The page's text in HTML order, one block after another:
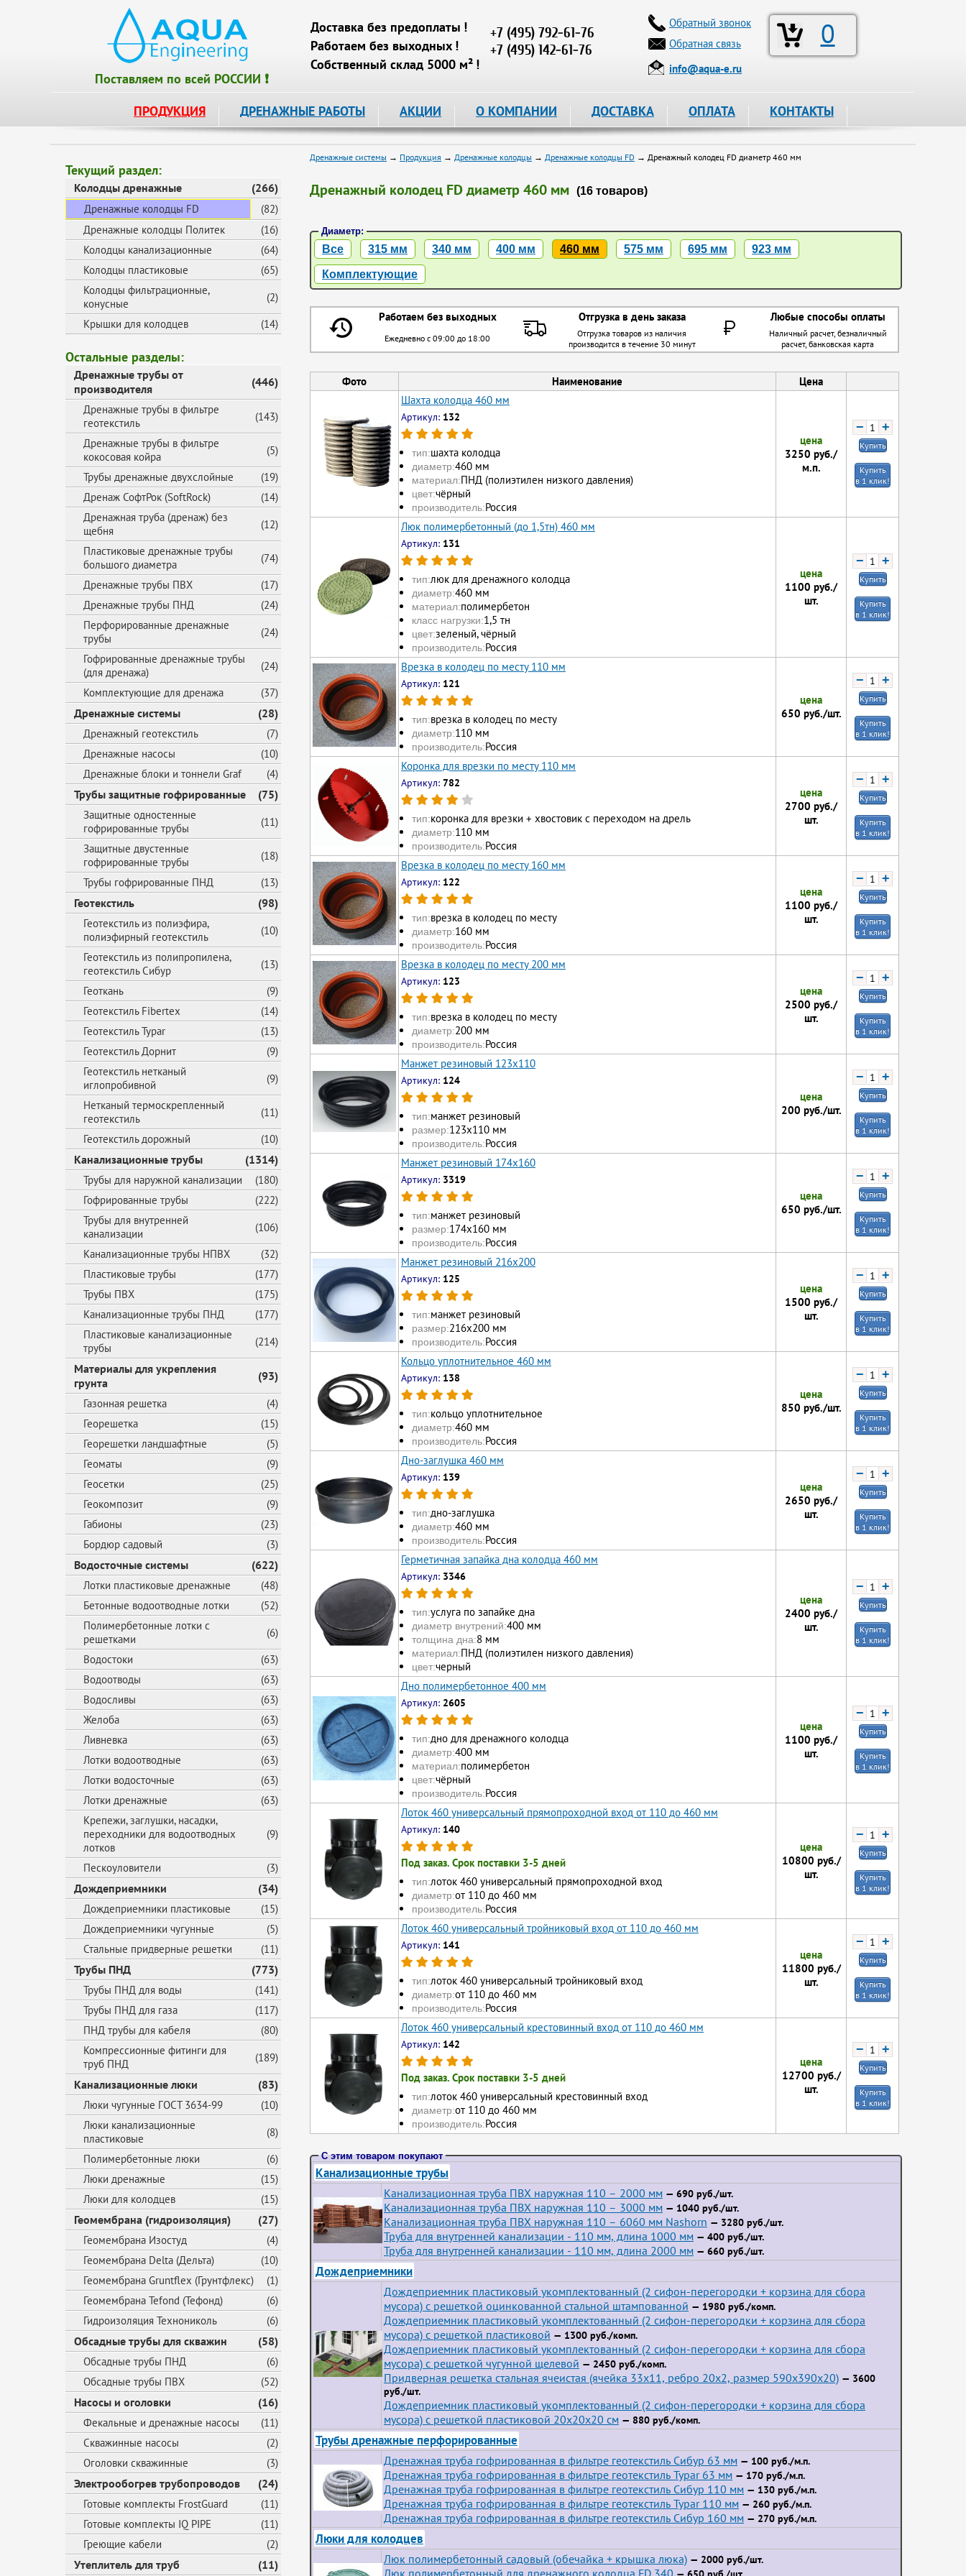
Поставляем по всей РОССИИ ❗
Доставка без предоплаты !
Работаем без выходных !
Собственный склад 5000 м² !
+7 (495) 792-61-76
+7 (495) 142-61-76
0
Обратный звонок
Обратная связь
info@aqua-e.ru
ПРОДУКЦИЯ ДРЕНАЖНЫЕ РАБОТЫ АКЦИИ О КОМПАНИИ ДОСТАВКА ОПЛАТА КОНТАКТЫ
Текущий раздел:
Колодцы дренажные (266)
Дренажные колодцы FD
(82)
Дренажные колодцы Политек
(16)
Колодцы канализационные
(64)
Колодцы пластиковые
(65)
Колодцы фильтрационные,
конусные
(2)
Крышки для колодцев
(14)
Остальные разделы:
Дренажные трубы от
производителя
(446)
Дренажные трубы в фильтре
геотекстиль
(143)
Дренажные трубы в фильтре
кокосовая койра
(5)
Трубы дренажные двухслойные
(19)
Дренаж СофтРок (SoftRock)
(14)
Дренажная труба (дренаж) без
щебня
(12)
Пластиковые дренажные трубы
большого диаметра
(74)
Дренажные трубы ПВХ
(17)
Дренажные трубы ПНД
(24)
Перфорированные дренажные
трубы
(24)
Гофрированные дренажные трубы
(для дренажа)
(24)
Комплектующие для дренажа
(37)
Дренажные системы (28)
Дренажный геотекстиль
(7)
Дренажные насосы
(10)
Дренажные блоки и тоннели Graf
(4)
Трубы защитные гофрированные (75)
Защитные одностенные
гофрированные трубы
(11)
Защитные двустенные
гофрированные трубы
(18)
Трубы гофрированные ПНД
(13)
Геотекстиль (98)
Геотекстиль из полиэфира,
полиэфирный геотекстиль
(10)
Геотекстиль из полипропилена,
геотекстиль Сибур
(13)
Геоткань
(9)
Геотекстиль Fibertex
(14)
Геотекстиль Typar
(13)
Геотекстиль Дорнит
(9)
Геотекстиль нетканый
иглопробивной
(9)
Нетканый термоскрепленный
геотекстиль
(11)
Геотекстиль дорожный
(10)
Канализационные трубы (1314)
Трубы для наружной канализации
(180)
Гофрированные трубы
(222)
Трубы для внутренней
канализации
(106)
Канализационные трубы НПВХ
(32)
Пластиковые трубы
(177)
Трубы ПВХ
(175)
Канализационные трубы ПНД
(177)
Пластиковые канализационные
трубы
(214)
Материалы для укрепления
грунта
(93)
Газонная решетка
(4)
Георешетка
(15)
Георешетки ландшафтные
(5)
Геоматы
(9)
Геосетки
(25)
Геокомпозит
(9)
Габионы
(23)
Бордюр садовый
(3)
Водосточные системы (622)
Лотки пластиковые дренажные
(48)
Бетонные водоотводные лотки
(52)
Полимербетонные лотки с
решетками
(6)
Водостоки
(63)
Водоотводы
(63)
Водосливы
(63)
Желоба
(63)
Ливневка
(63)
Лотки водоотводные
(63)
Лотки водосточные
(63)
Лотки дренажные
(63)
Крепежи, заглушки, насадки,
переходники для водоотводных
лотков
(9)
Пескоуловители (3)
Дождеприемники (34)
Дождеприемники пластиковые
(15)
Дождеприемники чугунные
(5)
Стальные придверные решетки
(11)
Трубы ПНД (773)
Трубы ПНД для воды
(141)
Трубы ПНД для газа
(117)
ПНД трубы для кабеля
(80)
Компрессионные фитинги для
труб ПНД
(189)
Канализационные люки (83)
Люки чугунные ГОСТ 3634-99
(10)
Люки канализационные
пластиковые
(8)
Полимербетонные люки
(6)
Люки дренажные
(15)
Люки для колодцев
(15)
Геомембрана (гидроизоляция) (27)
Геомембрана Изостуд
(4)
Геомембрана Delta (Дельта)
(10)
Геомембрана Gruntflex (Грунтфлекс)
(1)
Геомембрана Tefond (Тефонд)
(6)
Гидроизоляция Технониколь
(6)
Обсадные трубы для скважин (58)
Обсадные трубы ПНД
(6)
Обсадные трубы ПВХ
(52)
Насосы и оголовки (16)
Фекальные и дренажные насосы
(11)
Скважинные насосы
(2)
Оголовки скважинные
(3)
Электрообогрев трубопроводов (24)
Готовые комплекты FrostGuard
(11)
Готовые комплекты IQ PIPE
(11)
Греющие кабели
(2)
Утеплитель для труб (11)
Дренажные системы → Продукция → Дренажные колодцы → Дренажные колодцы FD → Дренажный колодец FD диаметр 460 мм
Дренажный колодец FD диаметр 460 мм (16 товаров)
Диаметр:
Все 315 мм 340 мм 400 мм 460 мм 575 мм 695 мм 923 мм
Комплектующие
Работаем без выходных Отгрузка в день заказа Любые способы оплаты
Ежедневно с 09:00 до 18:00
Отгрузка товаров из наличия
производится в течение 30 минут
Наличный расчет, безналичный
расчет, банковская карта
Фото Наименование
Цена
Шахта колодца 460 мм
Артикул: 132
тип:шахта колодца
диаметр:460 мм
материал:ПНД (полиэтилен низкого давления)
цвет:чёрный
производитель:Россия
цена
3250 руб./
м.п.
− +
Купить
Купить
в 1 клик!
Люк полимербетонный (до 1,5тн) 460 мм
Артикул: 131
тип:люк для дренажного колодца
диаметр:460 мм
материал:полимербетон
класс нагрузки:1,5 тн
цвет:зеленый, чёрный
производитель:Россия
цена
1100 руб./
шт.
− +
Купить
Купить
в 1 клик!
Врезка в колодец по месту 110 мм
Артикул: 121
тип:врезка в колодец по месту
диаметр:110 мм
производитель:Россия
цена
650 руб./шт.
− +
Купить
Купить
в 1 клик!
Коронка для врезки по месту 110 мм
Артикул: 782
тип:коронка для врезки + хвостовик с переходом на дрель
диаметр:110 мм
производитель:Россия
цена
2700 руб./
шт.
− +
Купить
Купить
в 1 клик!
Врезка в колодец по месту 160 мм
Артикул: 122
тип:врезка в колодец по месту
диаметр:160 мм
производитель:Россия
цена
1100 руб./
шт.
− +
Купить
Купить
в 1 клик!
Врезка в колодец по месту 200 мм
Артикул: 123
тип:врезка в колодец по месту
диаметр:200 мм
производитель:Россия
цена
2500 руб./
шт.
− +
Купить
Купить
в 1 клик!
Манжет резиновый 123х110
Артикул: 124
тип:манжет резиновый
размер:123х110 мм
производитель:Россия
цена
200 руб./шт.
− +
Купить
Купить
в 1 клик!
Манжет резиновый 174х160
Артикул: 3319
тип:манжет резиновый
размер:174х160 мм
производитель:Россия
цена
650 руб./шт.
− +
Купить
Купить
в 1 клик!
Манжет резиновый 216х200
Артикул: 125
тип:манжет резиновый
размер:216х200 мм
производитель:Россия
цена
1500 руб./
шт.
− +
Купить
Купить
в 1 клик!
Кольцо уплотнительное 460 мм
Артикул: 138
тип:кольцо уплотнительное
диаметр:460 мм
производитель:Россия
цена
850 руб./шт.
− +
Купить
Купить
в 1 клик!
Дно-заглушка 460 мм
Артикул: 139
тип:дно-заглушка
диаметр:460 мм
производитель:Россия
цена
2650 руб./
шт.
− +
Купить
Купить
в 1 клик!
Герметичная запайка дна колодца 460 мм
Артикул: 3346
тип:услуга по запайке дна
диаметр внутрений:400 мм
толщина дна:8 мм
материал:ПНД (полиэтилен низкого давления)
цвет:черный
цена
2400 руб./
шт.
− +
Купить
Купить
в 1 клик!
Дно полимербетонное 400 мм
Артикул: 2605
тип:дно для дренажного колодца
диаметр:400 мм
материал:полимербетон
цвет:чёрный
производитель:Россия
цена
1100 руб./
шт.
− +
Купить
Купить
в 1 клик!
Лоток 460 универсальный прямопроходной вход от 110 до 460 мм
Артикул: 140
Под заказ. Срок поставки 3-5 дней
тип:лоток 460 универсальный прямопроходной вход
диаметр:от 110 до 460 мм
производитель:Россия
цена
10800 руб./
шт.
− +
Купить
Купить
в 1 клик!
Лоток 460 универсальный тройниковый вход от 110 до 460 мм
Артикул: 141
тип:лоток 460 универсальный тройниковый вход
диаметр:от 110 до 460 мм
производитель:Россия
цена
11800 руб./
шт.
− +
Купить
Купить
в 1 клик!
Лоток 460 универсальный крестовинный вход от 110 до 460 мм
Артикул: 142
Под заказ. Срок поставки 3-5 дней
тип:лоток 460 универсальный крестовинный вход
диаметр:от 110 до 460 мм
производитель:Россия
цена
12700 руб./
шт.
− +
Купить
Купить
в 1 клик!
С этим товаром покупают
Канализационные трубы
Канализационная труба ПВХ наружная 110 – 2000 мм — 690 руб./шт.
Канализационная труба ПВХ наружная 110 – 3000 мм — 1040 руб./шт.
Канализационная труба ПВХ наружная 110 – 6060 мм Nashorn — 3280 руб./шт.
Труба для внутренней канализации - 110 мм, длина 1000 мм — 400 руб./шт.
Труба для внутренней канализации - 110 мм, длина 2000 мм — 660 руб./шт.
Дождеприемники
Дождеприемник пластиковый укомплектованный (2 сифон-перегородки + корзина для сбора
мусора) с решеткой оцинкованной стальной штампованной — 1980 руб./комп.
Дождеприемник пластиковый укомплектованный (2 сифон-перегородки + корзина для сбора
мусора) с решеткой пластиковой — 1300 руб./комп.
Дождеприемник пластиковый укомплектованный (2 сифон-перегородки + корзина для сбора
мусора) с решеткой чугунной щелевой — 2450 руб./комп.
Придверная решетка стальная ячеистая (ячейка 33x11, ребро 20x2, размер 590x390x20) — 3600
руб./шт.
Дождеприемник пластиковый укомплектованный (2 сифон-перегородки + корзина для сбора
мусора) с решеткой пластиковой 20х20х20 см — 880 руб./комп.
Трубы дренажные перфорированные
Дренажная труба гофрированная в фильтре геотекстиль Сибур 63 мм — 100 руб./м.п.
Дренажная труба гофрированная в фильтре геотекстиль Typar 63 мм — 170 руб./м.п.
Дренажная труба гофрированная в фильтре геотекстиль Сибур 110 мм — 130 руб./м.п.
Дренажная труба гофрированная в фильтре геотекстиль Typar 110 мм — 260 руб./м.п.
Дренажная труба гофрированная в фильтре геотекстиль Сибур 160 мм — 270 руб./м.п.
Люки для колодцев
Люк полимербетонный садовый (обечайка + крышка люка) — 2000 руб./шт.
Люк полимербетонный для дренажного колодца FD 340